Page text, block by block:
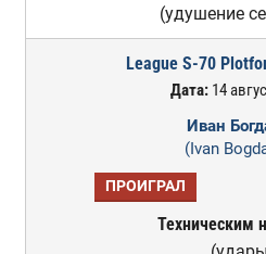
(удушение
League S-70
Дата: 14
Иван
(Ivan
ПРОИГРАЛ
Техническим